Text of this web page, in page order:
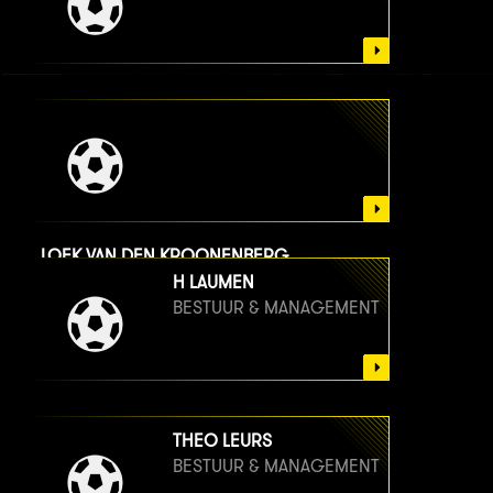
LOEK VAN DEN KROONENBERG
BESTUUR & MANAGEMENT
H LAUMEN
BESTUUR & MANAGEMENT
THEO LEURS
BESTUUR & MANAGEMENT